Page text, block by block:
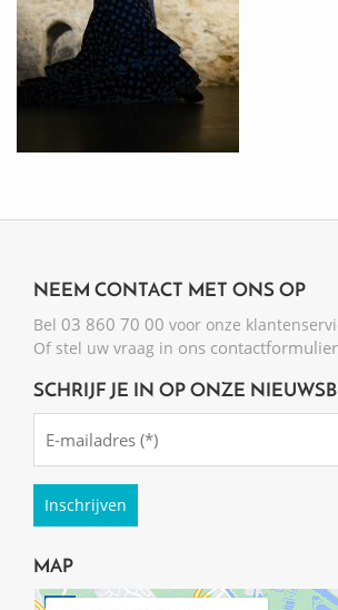
NEEM CONTACT MET ONS OP
Bel 03 860 70 00 voor onze
Of stel uw vraag in ons contactformulier
SCHRIJF JE IN OP ONZE
(Required)
MAP